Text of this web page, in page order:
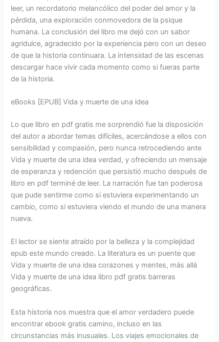
leer, un recordatorio melancólico del poder del amor y la
pérdida, una exploración conmovedora de la psique
humana. La conclusión del libro me dejó con un sabor
agridulce, agradecido por la experiencia pero con un deseo
de que la historia continuara. La intensidad de las escenas
descargar hace vivir cada momento como si fueras parte
de la historia.
eBooks [EPUB] Vida y muerte de una idea
Lo que libro en pdf gratis me sorprendió fue la disposición
del autor a abordar temas difíciles, acercándose a ellos con
sensibilidad y compasión, pero nunca retrocediendo ante
Vida y muerte de una idea verdad, y ofreciendo un mensaje
de esperanza y redención que persistió mucho después de
libro en pdf terminé de leer. La narración fue tan poderosa
que pude sentirme como si estuviera experimentando un
cambio, como si estuviera viendo el mundo de una manera
nueva.
El lector se siente atraído por la belleza y la complejidad
epub este mundo creado. La literatura es un puente que
Vida y muerte de una idea corazones y mentes, más allá
Vida y muerte de una idea libro pdf gratis barreras
geográficas.
Esta historia nos muestra que el amor verdadero puede
encontrar ebook gratis camino, incluso en las
circunstancias más inusuales. Los viajes emocionales de